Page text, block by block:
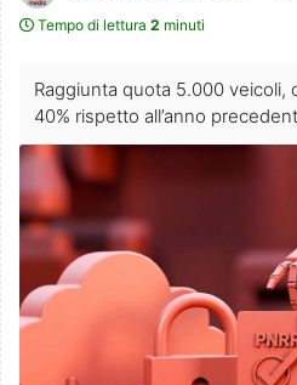
Tempo di lettura 2 minuti
Raggiunta quota 5.000
40% rispetto all’anno